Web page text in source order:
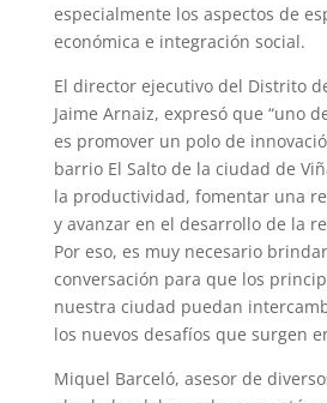
especialmente los aspectos de
económica e integración social.
El director ejecutivo del Distrito
Jaime Arnaiz, expresó que “uno
es promover un polo de
barrio El Salto de la ciudad de
la productividad, fomentar una
y avanzar en el desarrollo de la
Por eso, es muy necesario
conversación para que los
nuestra ciudad puedan
los nuevos desafíos que surgen
Miquel Barceló, asesor de